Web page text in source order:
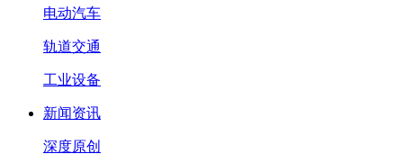
电动汽车
轨道交通
工业设备
新闻资讯
深度原创